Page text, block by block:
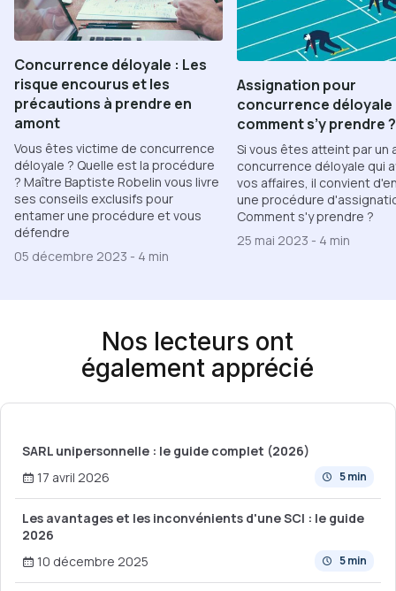
Concurrence déloyale : Les
risque encourus et les
précautions à prendre en
amont
Vous êtes victime de concurrence
déloyale ? Quelle est la procédure
? Maître Baptiste Robelin vous livre
ses conseils exclusifs pour
entamer une procédure et vous
défendre
05 décembre 2023 - 4 min
Assignation pour
concurrence déloyale
comment s’y prendre ?
Si vous êtes atteint par un
concurrence déloyale qui
vos affaires, il convient
une procédure
Comment s'y prendre ?
25 mai 2023 - 4 min
Nos lecteurs ont
également apprécié
SARL unipersonnelle : le guide complet (2026)
5 min
17 avril 2026
Les avantages et les inconvénients d'une SCI : le guide
2026
5 min
10 décembre 2025